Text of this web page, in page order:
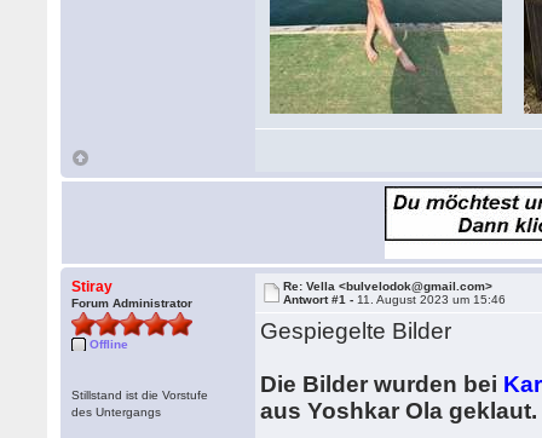
Stiray
Forum Administrator
Offline
Stillstand ist die Vorstufe
des Untergangs
Re: Vella <bulvelodok@gmail.com>
Antwort #1 - 11. August 2023 um 15:46
Gespiegelte Bilder
Die Bilder wurden bei
aus Yoshkar Ola geklaut.